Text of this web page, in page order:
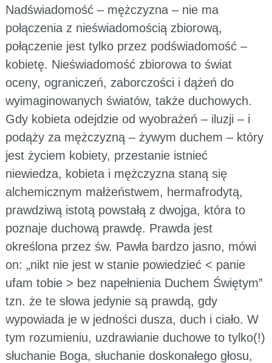
Nadświadomość – mężczyzna – nie ma
połączenia z nieświadomością zbiorową,
połączenie jest tylko przez podświadomość –
kobietę. Nieświadomość zbiorowa to świat
oceny, ograniczeń, zaborczości i dążeń do
wyimaginowanych światów, także duchowych.
Gdy kobieta odejdzie od wyobrażeń – iluzji – i
podąży za mężczyzną – żywym duchem – który
jest życiem kobiety, przestanie istnieć
niewiedza, kobieta i mężczyzna staną się
alchemicznym małżeństwem, hermafrodytą,
prawdziwą istotą powstałą z dwojga, która to
poznaje duchową prawdę. Prawda jest
określona przez św. Pawła bardzo jasno, mówi
on: „nikt nie jest w stanie powiedzieć < panie
ufam tobie > bez napełnienia Duchem Świętym”
tzn. że te słowa jedynie są prawdą, gdy
wypowiada je w jedności dusza, duch i ciało. W
tym rozumieniu, uzdrawianie duchowe to tylko(!)
słuchanie Boga, słuchanie doskonałego głosu,